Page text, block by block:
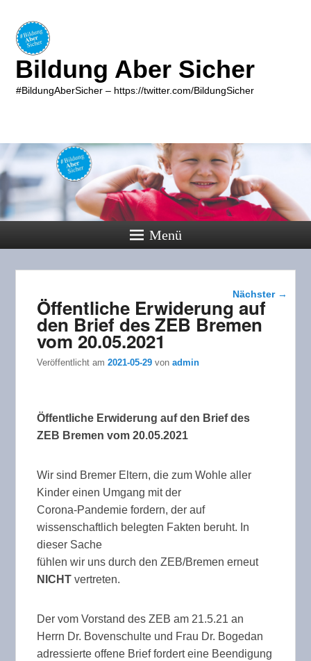
Bildung Aber Sicher
#BildungAberSicher – https://twitter.com/BildungSicher
Menü
Nächster →
Öffentliche Erwiderung auf
den Brief des ZEB Bremen
vom 20.05.2021
Veröffentlicht am2021-05-29 vonadmin
Öffentliche Erwiderung auf den Brief des
ZEB Bremen vom 20.05.2021
Wir sind Bremer Eltern, die zum Wohle aller
Kinder einen Umgang mit der
Corona-Pandemie fordern, der auf
wissenschaftlich belegten Fakten beruht. In
dieser Sache
fühlen wir uns durch den ZEB/Bremen erneut
NICHT vertreten.
Der vom Vorstand des ZEB am 21.5.21 an
Herrn Dr. Bovenschulte und Frau Dr. Bogedan
adressierte offene Brief fordert eine Beendigung